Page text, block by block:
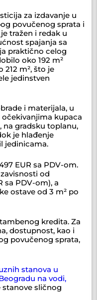
za izdavanje u
povučenog sprata i
tražen i redak u
spajanja sa
praktično celog
oko 192 m²
m², što je
jedinstven
i materijala, u
kupaca
na gradsku toplanu,
je hlađenje
jedinicama.
EUR sa PDV-om.
od
sa PDV-om), a
ostave od 3 m² po
kredita. Za
dostupnost, kao i
povučenog sprata,
stanova u
na vodi,
sličnog